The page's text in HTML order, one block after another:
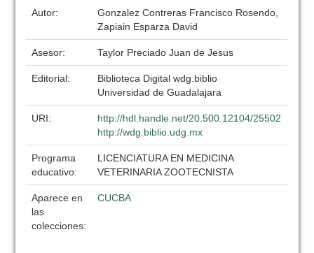
Autor:
Gonzalez Contreras Francisco Rosendo,
Zapiain Esparza David
Asesor: Taylor Preciado Juan de Jesus
Editorial:
Biblioteca Digital wdg.biblio
Universidad de Guadalajara
URI:
http://hdl.handle.net/20.500.12104/25502
http://wdg.biblio.udg.mx
Programa
educativo:
LICENCIATURA EN MEDICINA
VETERINARIA ZOOTECNISTA
Aparece en
las
colecciones:
CUCBA